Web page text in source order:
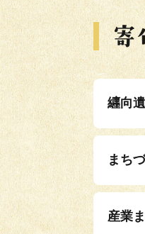
纒向
まち
産業